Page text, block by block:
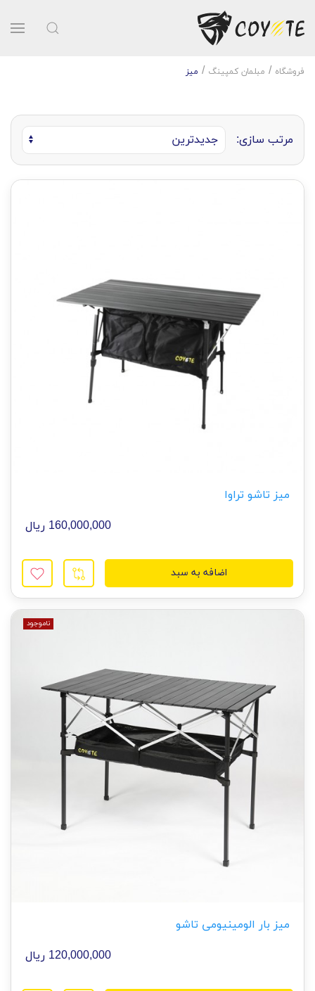
فروشگاه مبلمان کمپینگ میز
مرتب سازی:
میز تاشو تراوا
160,000,000 ریال
اضافه به سبد
ناموجود
میز بار الومینیومی تاشو
120,000,000 ریال